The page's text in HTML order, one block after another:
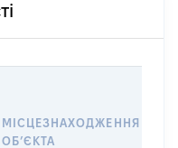
МІСЦЕЗНАХОДЖЕННЯ
ОБʼЄКТА